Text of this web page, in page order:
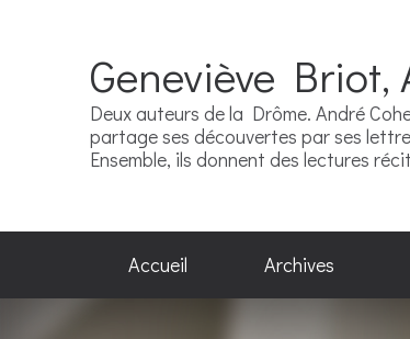
Geneviève Briot,
Deux auteurs de la Drôme. André
partage ses découvertes par ses
Ensemble, ils donnent des lectures
Accueil Archives